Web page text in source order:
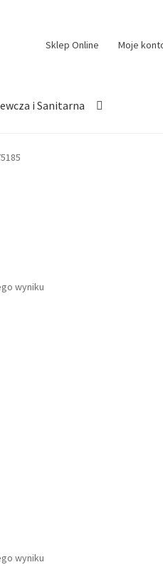
Sklep Online Moje
i Sanitarna
wyniku
wyniku